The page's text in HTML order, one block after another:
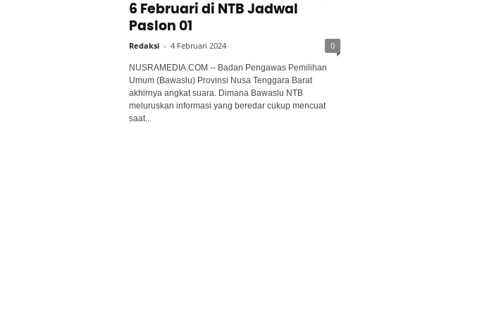
6 Februari di NTB Jadwal
Paslon 01
Redaksi - 4 Februari 2024 0
NUSRAMEDIA.COM -- Badan Pengawas Pemilihan
Umum (Bawaslu) Provinsi Nusa Tenggara Barat
akhirnya angkat suara. Dimana Bawaslu NTB
meluruskan informasi yang beredar cukup mencuat
saat...